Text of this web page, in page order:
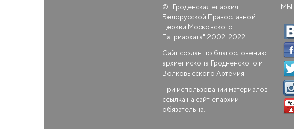
© "Гроденская епархия
Белорусской Православной
Церкви Московского
Патриархата" 2002-2022
Сайт создан по благословению
архиепископа Гродненского и
Волковысского Артемия.
При использовании материалов
ссылка на сайт епархии
обязательна.
МЫ